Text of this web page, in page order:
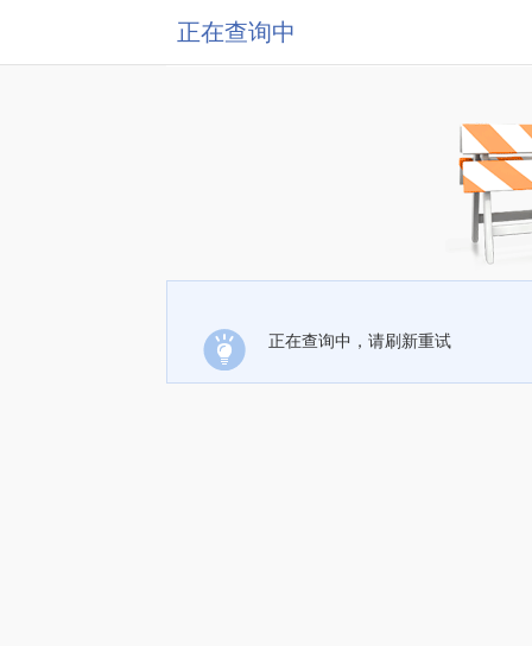
正在查询中
正在查询中，请刷新重试